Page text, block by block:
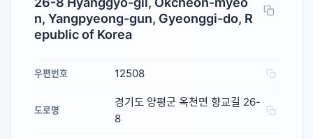
n, Yangpyeong-gun, Gyeonggi-do, R
epublic of Korea
우편번호 12508
도로명
경기도 양평군 옥천면 향교길 26-
8